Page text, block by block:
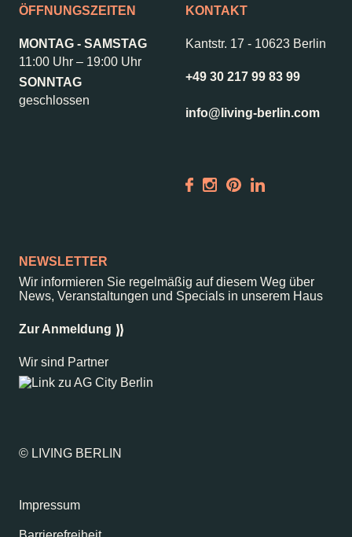
Kontakt
ALICE Rooftop &
Garden
–
ÖFFNUNGSZEITEN
MONTAG - SAMSTAG
11:00 Uhr – 19:00 Uhr
SONNTAG
geschlossen
KONTAKT
Kantstr. 17 - 10623 Berlin
+49 30 217 99 83 99
info@living-berlin.com
NEWSLETTER
Wir informieren Sie regelmäßig auf diesem Weg über
News, Veranstaltungen und Specials in unserem Haus
Zur Anmeldung
Wir sind Partner
© LIVING BERLIN
Impressum